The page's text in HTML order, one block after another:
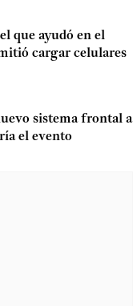
que ayudó en el
cargar celulares
sistema frontal a
el evento